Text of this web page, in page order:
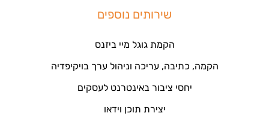
שירותים נוספים
הקמת גוגל מיי ביזנס
הקמה, כתיבה, עריכה וניהול ערך בויקיפדיה
יחסי ציבור באינטרנט לעסקים
יצירת תוכן וידאו